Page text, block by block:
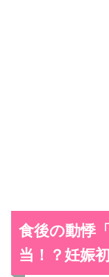
食後の動悸
当！？妊娠